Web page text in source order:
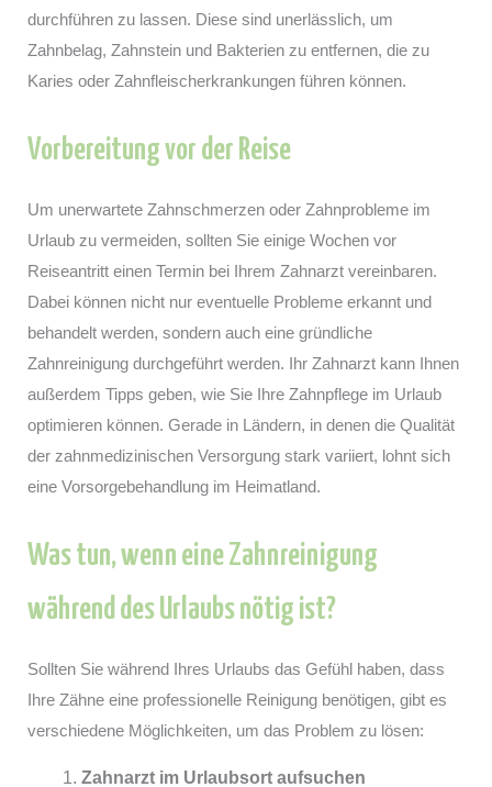
durchführen zu lassen. Diese sind unerlässlich, um
Zahnbelag, Zahnstein und Bakterien zu entfernen, die zu
Karies oder Zahnfleischerkrankungen führen können.
Vorbereitung vor der Reise
Um unerwartete Zahnschmerzen oder Zahnprobleme im
Urlaub zu vermeiden, sollten Sie einige Wochen vor
Reiseantritt einen Termin bei Ihrem Zahnarzt vereinbaren.
Dabei können nicht nur eventuelle Probleme erkannt und
behandelt werden, sondern auch eine gründliche
Zahnreinigung durchgeführt werden. Ihr Zahnarzt kann Ihnen
außerdem Tipps geben, wie Sie Ihre Zahnpflege im Urlaub
optimieren können. Gerade in Ländern, in denen die Qualität
der zahnmedizinischen Versorgung stark variiert, lohnt sich
eine Vorsorgebehandlung im Heimatland.
Was tun, wenn eine Zahnreinigung
während des Urlaubs nötig ist?
Sollten Sie während Ihres Urlaubs das Gefühl haben, dass
Ihre Zähne eine professionelle Reinigung benötigen, gibt es
verschiedene Möglichkeiten, um das Problem zu lösen:
Zahnarzt im Urlaubsort aufsuchen